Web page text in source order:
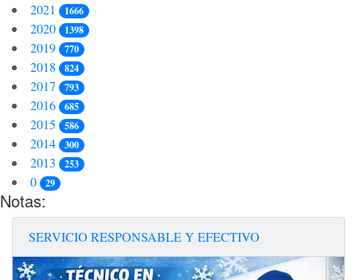
2021 1666
2020 1398
2019 770
2018 824
2017 793
2016 685
2015 586
2014 300
2013 253
0 29
Notas:
SERVICIO RESPONSABLE Y EFECTIVO